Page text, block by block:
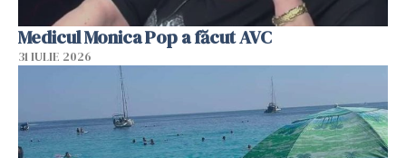
Medicul Monica Pop a făcut AVC
31 IULIE 2026